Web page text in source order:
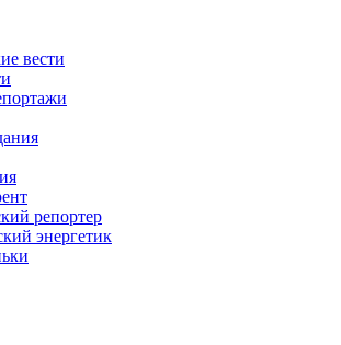
вести
репортер
энергетик